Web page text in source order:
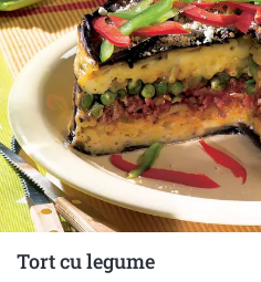
Tort cu legume